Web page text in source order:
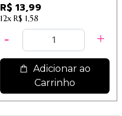
R$ 13,99
12x R$ 1,58
Adicionar ao
Carrinho